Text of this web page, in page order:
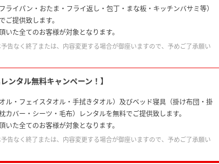
ライパン・おたま・フライ返し・包丁・まな板・キッチンバサミ等）
ご提供致します。
いた全てのお客様が対象となります。
告なく終了または、内容変更する場合が御座いますので、予めご了承願い
ンタル無料キャンペーン！】
ル・フェイスタオル・手拭きタオル）及びベッド寝具（掛け布団・掛
カバー・シーツ・毛布）レンタルを無料でご提供致します。
いた全てのお客様が対象となります。
告なく終了または、内容変更する場合が御座いますので、予めご了承願い